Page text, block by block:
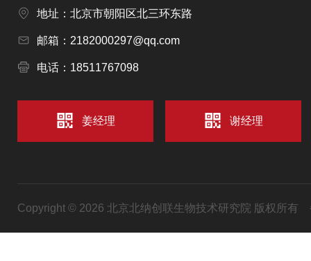
地址：北京市朝阳区北三环东路
邮箱：2182000297@qq.com
电话：18511767098
姜经理 谢经理
Copyright © 2026 北京北纳创联生物技术研究院 版权所有